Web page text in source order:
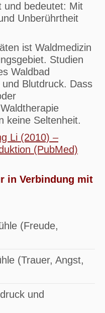
und bedeutet: Mit
Unberührtheit
ist Waldmedizin
Studien
Waldbad
Blutdruck. Dass
keine Seltenheit.
Li (2010) –
(PubMed)
in Verbindung mit
(Freude,
(Trauer, Angst,
und